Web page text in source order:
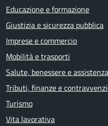
Educazione e formazione
Giustizia e sicurezza pubblica
Imprese e commercio
Mobilità e trasporti
Salute, benessere e assistenza
Tributi, finanze e
Turismo
Vita lavorativa